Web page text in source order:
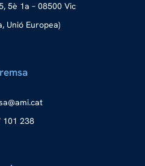
5è 1a – 08500 Vic
Unió Europea)
tac.i
101 238